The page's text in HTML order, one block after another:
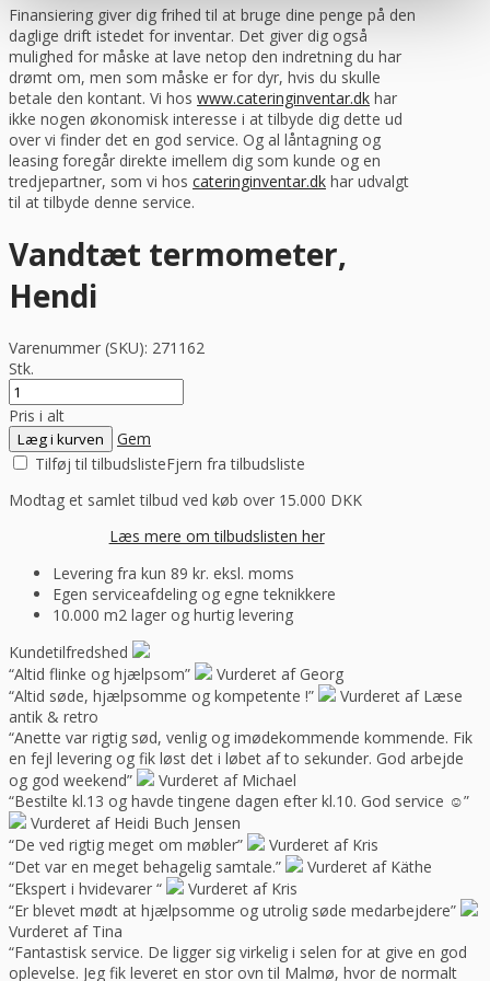
Finansiering giver dig frihed til at bruge dine penge på den
daglige drift istedet for inventar. Det giver dig også
mulighed for måske at lave netop den indretning du har
drømt om, men som måske er for dyr, hvis du skulle
betale den kontant. Vi hos www.cateringinventar.dk har
ikke nogen økonomisk interesse i at tilbyde dig dette ud
over vi finder det en god service. Og al låntagning og
leasing foregår direkte imellem dig som kunde og en
tredjepartner, som vi hos cateringinventar.dk har udvalgt
til at tilbyde denne service.
Vandtæt termometer,
Hendi
Varenummer (SKU): 271162
Stk.
Pris i alt
Læg i kurven
Gem
Tilføj til tilbudslisteFjern fra tilbudsliste
Modtag et samlet tilbud ved køb over 15.000 DKK
Læs mere om tilbudslisten her
Levering fra kun 89 kr. eksl. moms
Egen serviceafdeling og egne teknikkere
10.000 m2 lager og hurtig levering
Kundetilfredshed
“Altid flinke og hjælpsom”
Vurderet af Georg
“Altid søde, hjælpsomme og kompetente !”
Vurderet af Læse
antik & retro
“Anette var rigtig sød, venlig og imødekommende kommende. Fik
en fejl levering og fik løst det i løbet af to sekunder. God arbejde
og god weekend”
Vurderet af Michael
“Bestilte kl.13 og havde tingene dagen efter kl.10. God service ☺”
Vurderet af Heidi Buch Jensen
“De ved rigtig meget om møbler”
Vurderet af Kris
“Det var en meget behagelig samtale.”
Vurderet af Käthe
“Ekspert i hvidevarer “
Vurderet af Kris
“Er blevet mødt at hjælpsomme og utrolig søde medarbejdere”
Vurderet af Tina
“Fantastisk service. De ligger sig virkelig i selen for at give en god
oplevelse. Jeg fik leveret en stor ovn til Malmø, hvor de normalt